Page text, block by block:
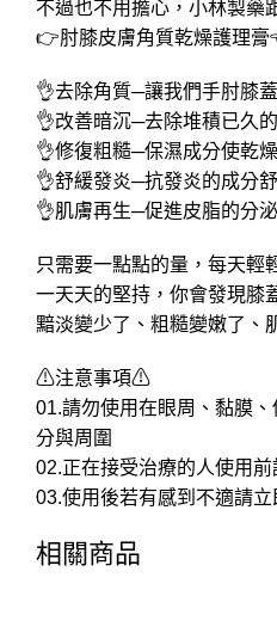
不過也不用擔心，小林製藥
👉肘膝皮膚角質乾燥護理
👌去除角質─讓我們手肘膝
👌改善暗沉─去除堆積已久
👌修復粗糙─保濕成分使乾
👌舒緩發炎─抗發炎的成分
👌肌膚再生─促進皮脂的分
只需要一點點的量，每天輕
一天天的堅持，你會發現膝
黯淡變少了、粗糙變嫩了、
⚠注意事項⚠
01.請勿使用在眼周、黏膜
分與周圍
02.正在接受治療的人使用
03.使用後若有感到不適請
相關商品